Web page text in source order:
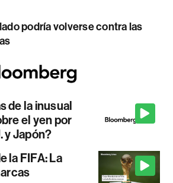
podría volverse contra las
de la inusual
el yen por
y Japón?
la FIFA: La